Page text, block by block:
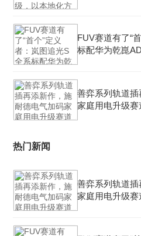
FUV赛道有了“
标配华为乾崑
善弈系列轨道
家庭用电升级赛
热门新闻
善弈系列轨道
家庭用电升级赛